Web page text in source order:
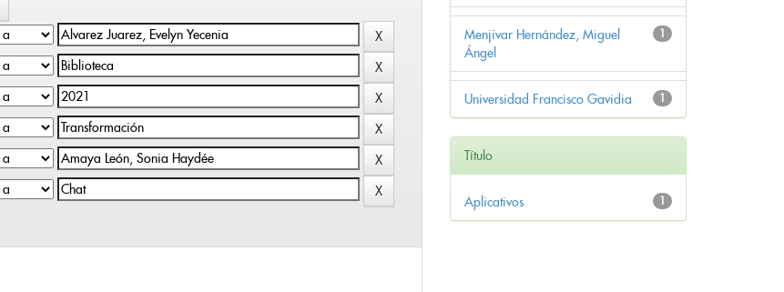
1
Menjivar Hernández, Miguel
Ángel
1
Universidad Francisco Gavidia
Título
1
Aplicativos